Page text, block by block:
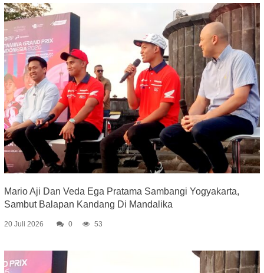
Mario Aji Dan Veda Ega Pratama Sambangi Yogyakarta,
Sambut Balapan Kandang Di Mandalika
20 Juli 2026 0 53